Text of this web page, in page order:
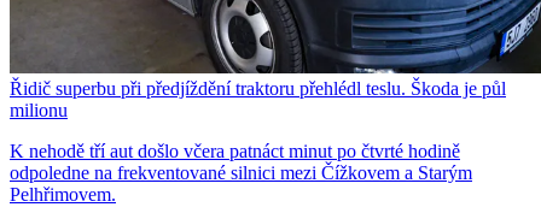
Řidič superbu při předjíždění traktoru přehlédl teslu. Škoda je půl
milionu
K nehodě tří aut došlo včera patnáct minut po čtvrté hodině
odpoledne na frekventované silnici mezi Čížkovem a Starým
Pelhřimovem.